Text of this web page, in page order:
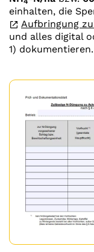
einhalten, die
Aufbringung
und alles digital
1) dokumentieren.